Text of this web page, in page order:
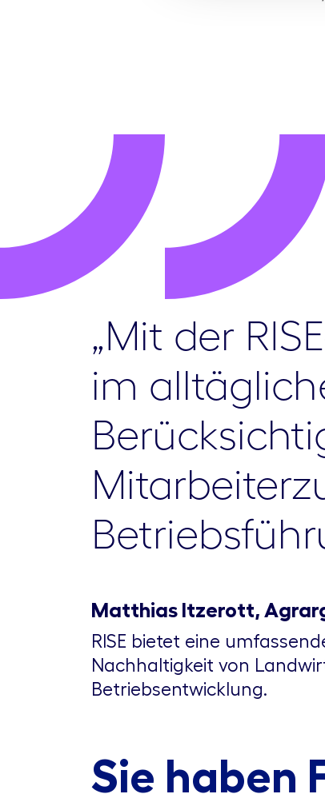
„Mit der
im
Matthias Itzerott,
RISE bietet eine
Nachhaltigkeit von
Betriebsentwicklung.
Sie haben